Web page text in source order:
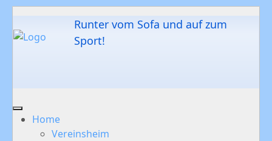
Runter vom Sofa und auf zum
Sport!
Home
Vereinsheim